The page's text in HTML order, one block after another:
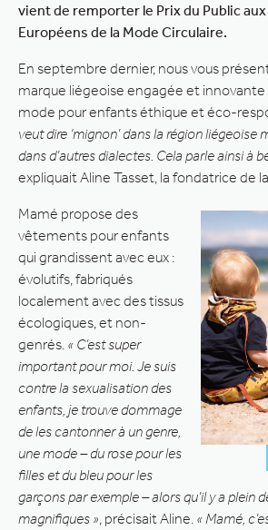
vient de remporter le Prix du Public
Européens de la Mode Circulaire.
En septembre dernier, nous vous
marque liégeoise engagée et innovante
mode pour enfants éthique et éco-
veut dire ‘mignon’ dans la région liégeoise
dans d’autres dialectes. Cela parle ainsi à
expliquait Aline Tasset, la fondatrice de
Mamé propose des
vêtements pour enfants
qui grandissent avec eux :
évolutifs, fabriqués
localement avec des tissus
écologiques, et non-
genrés. « C’est super
important pour moi. Je suis
contre la sexualisation des
enfants, je trouve dommage
de les cantonner à un genre,
une mode – du rose pour les
filles et du bleu pour les
garçons par exemple – alors qu’il y a plein
magnifiques » , précisait Aline. « Mamé,